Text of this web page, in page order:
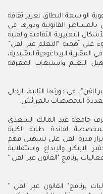
الواسعة النطاق تعزيز ثقافة
القانونية ودورها في
التعبيرية الثقافية والفنية
على أهمية “التعلم عبر الفن”
البيداغوجية التقليدية،
التعلم واستيعاب المعرفة
في دورتها الثالثة، الرحال
جامعة عبد المالك السعدي
العودة 2025-2024، والمخصصة لفائدة طلبة الكلية
قدرة الفن على تسهيل فهم
الابتكار والإبداع واستقلالية
برنامج "القانون عبر الفن "
برنامج" القانون عبر الفن "